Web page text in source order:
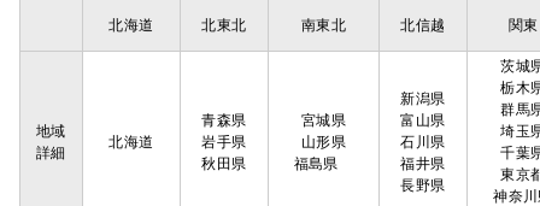
北海道 北東北 南東北 北信越 関東
地域
詳細
北海道
青森県
岩手県
秋田県
宮城県
山形県
福島県
新潟県
富山県
石川県
福井県
長野県
茨城
栃木
群馬
埼玉
千葉
東京
神奈